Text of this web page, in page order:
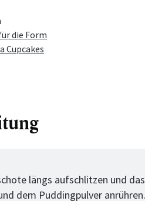
die Form
Cupcakes
längs aufschlitzen und
dem Puddingpulver